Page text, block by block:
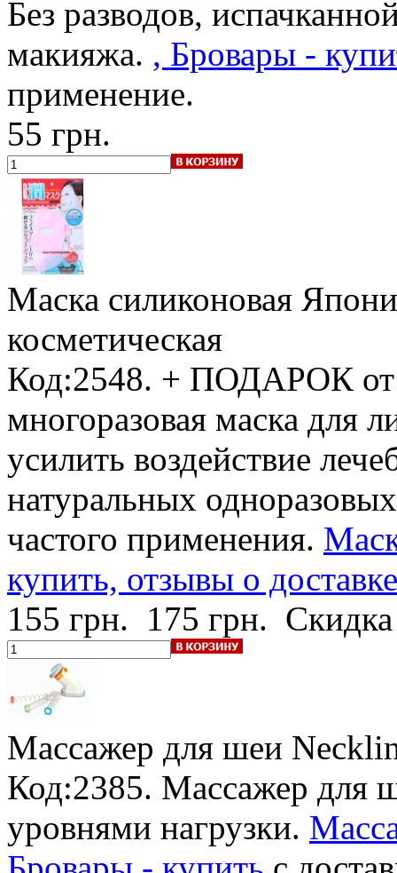
Без разводов,
макияжа. , Бровары -
применение.
55 грн.
Маска силиконовая
косметическая
Код:2548. + ПОДАРОК от
многоразовая маска для
усилить воздействие
натуральных
частого применения.
купить, отзывы о доставке
155 грн. 175 грн.
Массажер для шеи
Код:2385. Массажер для
уровнями нагрузки.